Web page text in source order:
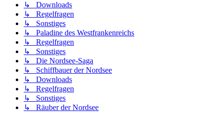
↳ Downloads
↳ Regelfragen
↳ Sonstiges
↳ Paladine des Westfrankenreichs
↳ Regelfragen
↳ Sonstiges
↳ Die Nordsee-Saga
↳ Schiffbauer der Nordsee
↳ Downloads
↳ Regelfragen
↳ Sonstiges
↳ Räuber der Nordsee